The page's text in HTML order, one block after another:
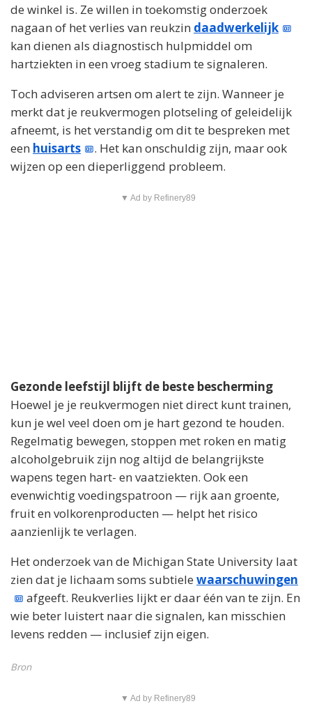
de winkel is. Ze willen in toekomstig onderzoek
nagaan of het verlies van reukzin daadwerkelijk
kan dienen als diagnostisch hulpmiddel om
hartziekten in een vroeg stadium te signaleren.
Toch adviseren artsen om alert te zijn. Wanneer je
merkt dat je reukvermogen plotseling of geleidelijk
afneemt, is het verstandig om dit te bespreken met
een huisarts
. Het kan onschuldig zijn, maar ook
wijzen op een dieperliggend probleem.
▼ Ad by Refinery89
Gezonde leefstijl blijft de beste bescherming
Hoewel je je reukvermogen niet direct kunt trainen,
kun je wel veel doen om je hart gezond te houden.
Regelmatig bewegen, stoppen met roken en matig
alcoholgebruik zijn nog altijd de belangrijkste
wapens tegen hart- en vaatziekten. Ook een
evenwichtig voedingspatroon — rijk aan groente,
fruit en volkorenproducten — helpt het risico
aanzienlijk te verlagen.
Het onderzoek van de Michigan State University laat
zien dat je lichaam soms subtiele waarschuwingen
afgeeft. Reukverlies lijkt er daar één van te zijn. En
wie beter luistert naar die signalen, kan misschien
levens redden — inclusief zijn eigen.
Bron
▼ Ad by Refinery89